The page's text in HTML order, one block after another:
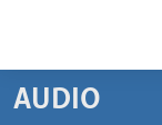
Menu
principal
AUDIO